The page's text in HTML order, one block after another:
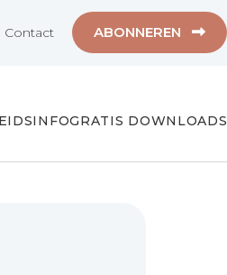
Contact ABONNEREN
GRATIS DOWNLOADS